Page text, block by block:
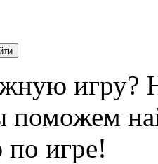
игру?
поможем
игре!